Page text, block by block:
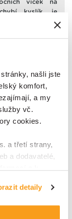
našli jste
komfort,
a my
vč.
cookies.
a třetí strany,
a dodavatelé,
reklamy,
výkonu i
detaily
víček na
kyslík, je
se pohybuje
úrodnou půdu,
Detail
ČVUT